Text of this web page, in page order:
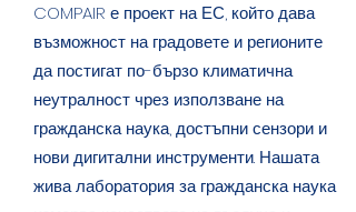
COMPAIR е проект на ЕС, който дава
възможност на градовете и регионите
да постигат по-бързо климатична
неутралност чрез използване на
гражданска наука, достъпни сензори и
нови дигитални инструменти. Нашата
жива лаборатория за гражданска наука